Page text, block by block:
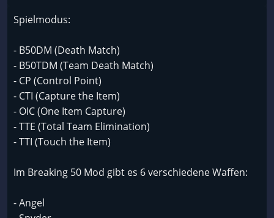
Spielmodus:
- B50DM (Death Match)
- B50TDM (Team Death Match)
- CP (Control Point)
- CTI (Capture the Item)
- OIC (One Item Capture)
- TTE (Total Team Elimination)
- TTI (Touch the Item)
Im Breaking 50 Mod gibt es 6 verschiedene Waffen:
- Angel